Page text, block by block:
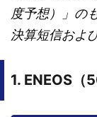
度予想）」の
決算短信およ
1. ENEOS